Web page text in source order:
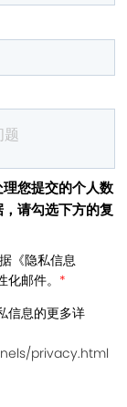
您提交的个人数
请勾选下方的复
《隐私信息
邮件。 *
信息的更多详
privacy.html